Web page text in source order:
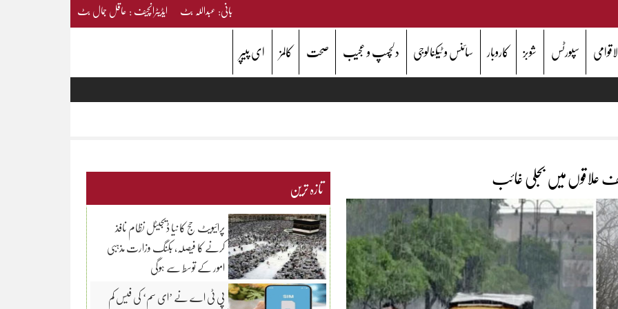
بانی: عبداللہ بٹ ایڈیٹرانچیف : عاقل جمال بٹ
سپورٹس شوبز کاروبار سائنس و ٹیکنالوجی دلچسپ و عجیب صحت کالمز ای پیپر
علاقوں میں بجلی غائب تازہ ترین
پرائیویٹ حج کا نیا ڈیجیٹل نظام نافذ
کرنے کا فیصلہ، بکنگ وزارت مذہبی
امور کے توسط سے ہوگی
پی ٹی اے نے ’ای سم‘ کی فیس کم